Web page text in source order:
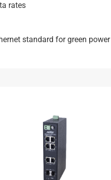
rates
standard for green power